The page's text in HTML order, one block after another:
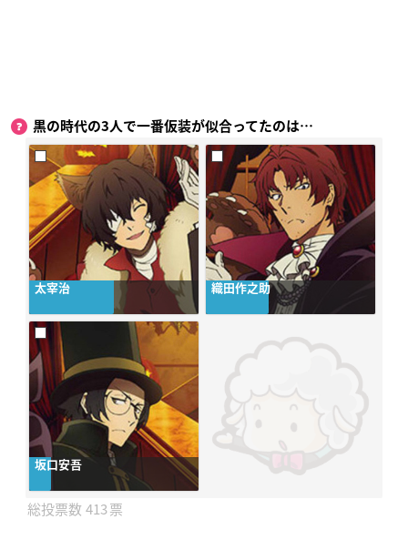
黒の時代の3人で一番仮装が似合ってたのは…
太宰治 織田作之助
坂口安吾
413